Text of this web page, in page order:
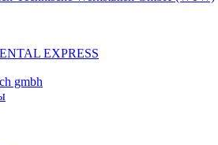
EXPRESS
gmbh